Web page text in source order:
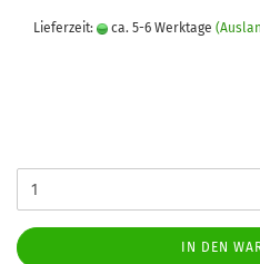
Lieferzeit: ca. 5-6 Werktage
IN DEN